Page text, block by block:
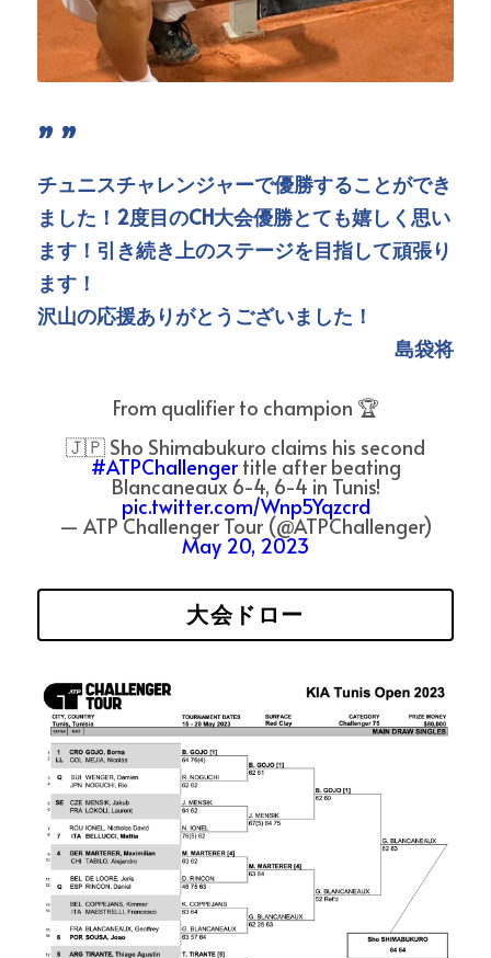
” ”
チュニスチャレンジャーで優勝することができ
ました！2度目のCH大会優勝とても嬉しく思い
ます！引き続き上のステージを目指して頑張り
ます！
沢山の応援ありがとうございました！
島袋将
From qualifier to champion 🏆
🇯🇵 Sho Shimabukuro claims his second
#ATPChallengertitle after beating
Blancaneaux 6-4, 6-4 in Tunis!
pic.twitter.com/Wnp5Yqzcrd
— ATP Challenger Tour (@ATPChallenger)
May 20, 2023
大会ドロー